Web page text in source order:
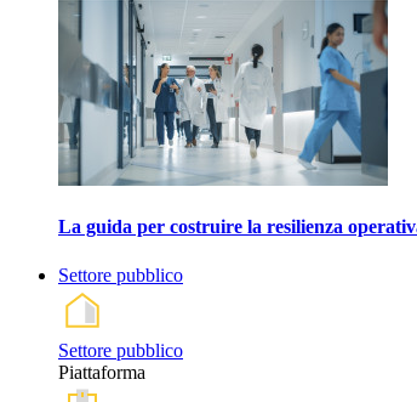
La guida per costruire la resilienza
Settore pubblico
Settore pubblico
Piattaforma